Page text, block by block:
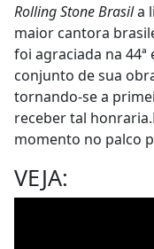
Rolling Stone Brasila
maior cantora
foi agraciada na 44ª
conjunto de sua
tornando-se a
receber tal honraria.
momento no palco
VEJA: